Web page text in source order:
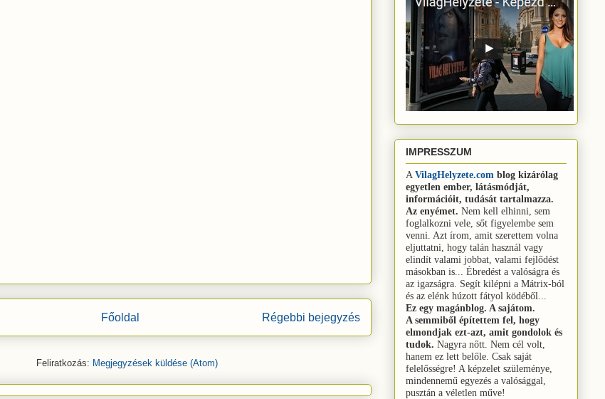
Régebbi bejegyzés
Főoldal
Feliratkozás: Megjegyzések küldése (Atom)
IMPRESSZUM
A VilagHelyzete.com blog kizárólag
egyetlen ember, látásmódját,
információit, tudását tartalmazza.
Az enyémet. Nem kell elhinni, sem
foglalkozni vele, sőt figyelembe sem
venni. Azt írom, amit szerettem volna
eljuttatni, hogy talán használ vagy
elindít valami jobbat, valami fejlődést
másokban is... Ébredést a valóságra és
az igazságra. Segít kilépni a Mátrix-ból
és az elénk húzott fátyol ködéből...
Ez egy magánblog. A sajátom.
A semmiből építettem fel, hogy
elmondjak ezt-azt, amit gondolok és
tudok. Nagyra nőtt. Nem cél volt,
hanem ez lett belőle. Csak saját
felelősségre! A képzelet szüleménye,
mindennemű egyezés a valósággal,
pusztán a véletlen műve!